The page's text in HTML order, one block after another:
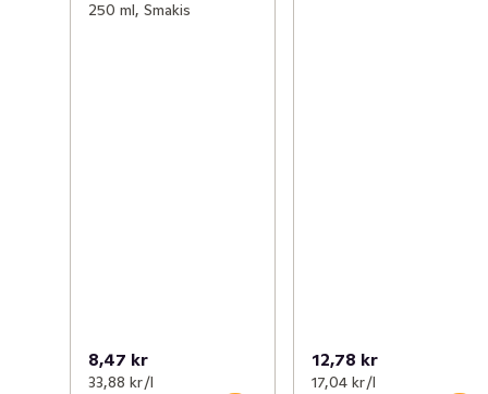
250 ml, Smakis
8,47 kr
33,88 kr /l
12,78 kr
17,04 kr /l